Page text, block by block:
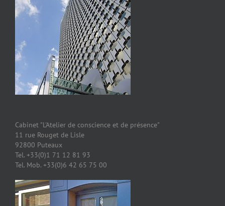
Cabinet "L'Atelier de conscience et de présence"
11 rue Rouget de Lisle
92800 Puteaux
Tel. +33(0)1 71 12 81 93
Tel. Mob. +33(0)6 42 65 75 00